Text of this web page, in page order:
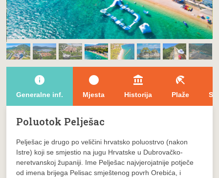
info
Generalne inf.
brightness_1
Mjesta
account_balance
Historija
beach_access
Plaže
Poluotok Pelješac
Pelješac je drugo po veličini hrvatsko poluostrvo (nakon
Istre) koji se smjestio na jugu Hrvatske u Dubrovačko-
neretvanskoj županiji. Ime Pelješac najvjerojatnije potječe
od imena brijega Pelisac smještenog povrh Orebića, i